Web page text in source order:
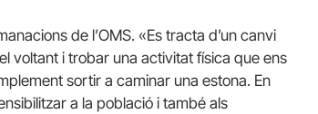
de l’OMS. «Es tracta d’un canvi
voltant i trobar una activitat física que ens
sortir a caminar una estona. En
a la població i també als